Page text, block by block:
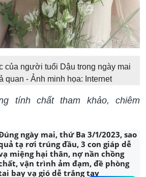
của người tuổi Dậu trong ngày mai
quan - Ảnh minh họa: Internet
tính chất tham khảo, chiêm
ngày mai, thứ Ba 3/1/2023, sao
tạ rơi trúng đầu, 3 con giáp dễ
miệng hại thân, nợ nần chồng
vận trình ảm đạm, đề phòng
bay vạ gió dễ trắng tay